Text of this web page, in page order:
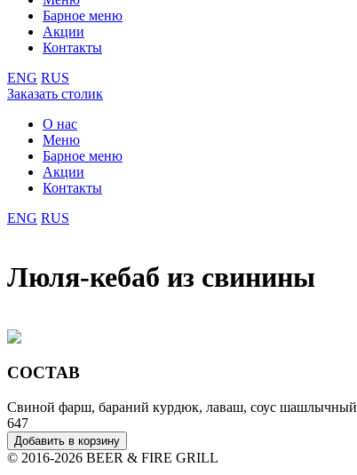
Барное меню
Акции
Контакты
ENG RUS
Заказать столик
О нас
Меню
Барное меню
Акции
Контакты
ENG RUS
Люля-кебаб из свинины
СОСТАВ
Свиной фарш, бараний курдюк, лаваш, соус шашлычный
647
Добавить в корзину
© 2016-2026 BEER & FIRE GRILL